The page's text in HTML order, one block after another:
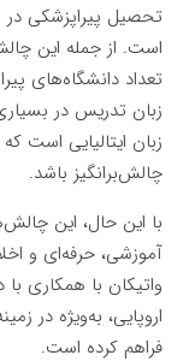
تحصیل پیراپزشکی
است. از جمله این
تعداد دانشگاه‌های
زبان تدریس در بسیاری
زبان ایتالیایی است
چالش‌برانگیز باشد.
با این حال، این
آموزشی، حرفه‌ای و
واتیکان با همکاری با
اروپایی، به‌ویژه در
فراهم کرده است.